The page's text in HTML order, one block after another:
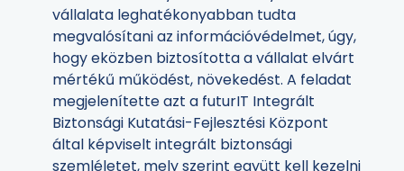
vállalata leghatékonyabban tudta
megvalósítani az információvédelmet, úgy,
hogy eközben biztosította a vállalat elvárt
mértékű működést, növekedést. A feladat
megjelenítette azt a futurIT Integrált
Biztonsági Kutatási-Fejlesztési Központ
által képviselt integrált biztonsági
szemléletet, mely szerint együtt kell kezelni